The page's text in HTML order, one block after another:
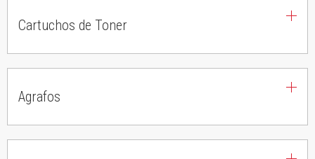
Cartuchos de Toner
Agrafos